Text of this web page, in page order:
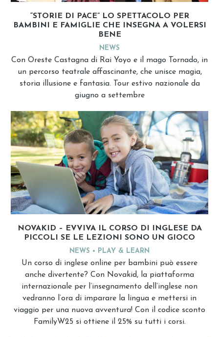
“STORIE DI PACE” LO SPETTACOLO PER
BAMBINI E FAMIGLIE CHE INSEGNA A VOLERSI
BENE
NEWS
Con Oreste Castagna di Rai Yoyo e il mago Tornado, in
un percorso teatrale affascinante, che unisce magia,
storia illusione e fantasia. Tour estivo nazionale da
giugno a settembre
NOVAKID – EVVIVA IL CORSO DI INGLESE DA
PICCOLI SE LE LEZIONI SONO UN GIOCO
NEWS PLAY & LEARN
Un corso di inglese online per bambini può essere
anche divertente? Con Novakid, la piattaforma
internazionale per l’insegnamento dell’inglese non
vedranno l’ora di imparare la lingua e mettersi in
viaggio per una nuova avventura! Con il codice sconto
FamilyW25 si ottiene il 25% su tutti i corsi.